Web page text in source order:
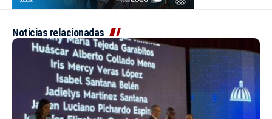
Noticias relacionadas